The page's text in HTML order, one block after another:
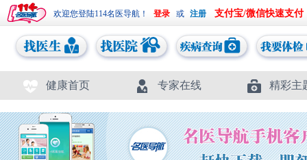
欢迎您登陆114名医导航！ 或 支付宝/微信快速支付
健康首页 专家在线 精彩主